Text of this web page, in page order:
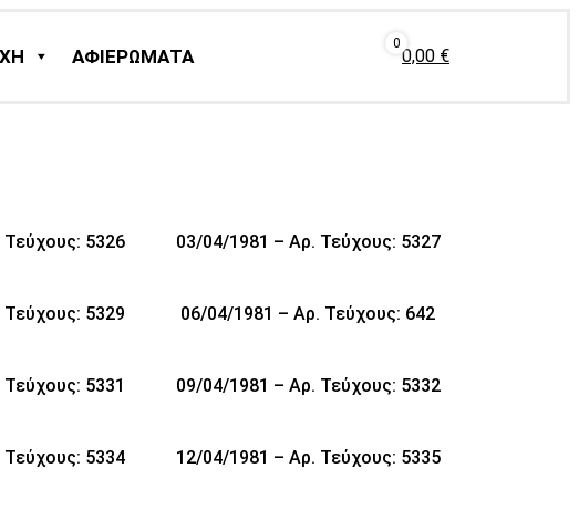
ΑΦΙΕΡΩΜΑΤΑ
0
0,00 €
5326 03/04/1981 – Αρ. Τεύχους: 5327
5329 06/04/1981 – Αρ. Τεύχους: 642
5331 09/04/1981 – Αρ. Τεύχους: 5332
5334 12/04/1981 – Αρ. Τεύχους: 5335